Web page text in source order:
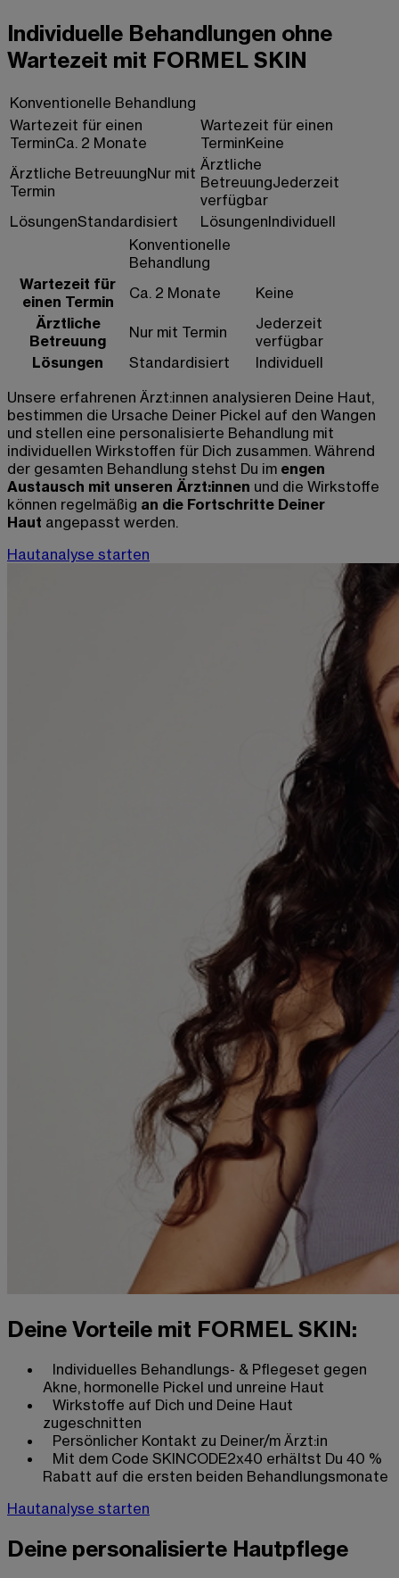
Individuelle Behandlungen ohne
Wartezeit mit FORMEL SKIN
Konventionelle Behandlung
Wartezeit für einen
TerminCa. 2 Monate
Wartezeit für einen
TerminKeine
Ärztliche BetreuungNur mit
Termin
Ärztliche
BetreuungJederzeit
verfügbar
LösungenStandardisiert LösungenIndividuell
Konventionelle
Behandlung
Wartezeit für
einen Termin
Ca. 2 Monate
Keine
Ärztliche
Betreuung
Nur mit Termin
Jederzeit
verfügbar
Lösungen
Standardisiert
Individuell
Unsere erfahrenen Ärzt:innen analysieren Deine Haut,
bestimmen die Ursache Deiner Pickel auf den Wangen
und stellen eine personalisierte Behandlung mit
individuellen Wirkstoffen für Dich zusammen. Während
der gesamten Behandlung stehst Du im engen
Austausch mit unseren Ärzt:innen und die Wirkstoffe
können regelmäßig an die Fortschritte Deiner
Haut angepasst werden.
Hautanalyse starten
Deine Vorteile mit FORMEL SKIN:
Individuelles Behandlungs- & Pflegeset gegen
Akne, hormonelle Pickel und unreine Haut
Wirkstoffe auf Dich und Deine Haut
zugeschnitten
Persönlicher Kontakt zu Deiner/m Ärzt:in
Mit dem Code SKINCODE2x40 erhältst Du 40 %
Rabatt auf die ersten beiden Behandlungsmonate
Hautanalyse starten
Deine personalisierte Hautpflege